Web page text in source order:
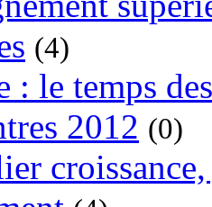
(4)
: le temps
2012 (0)